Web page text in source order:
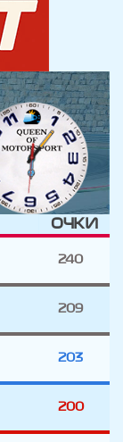
ОЧКИ
240
209
203
200